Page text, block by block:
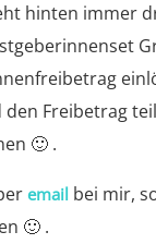
hinten immer
Freibetrag
🙂 .
email bei mir,
🙂 .